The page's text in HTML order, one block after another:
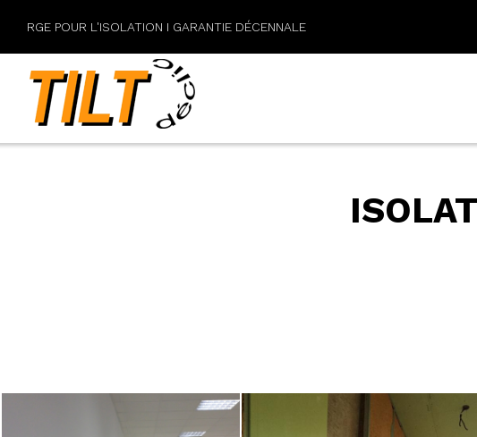
RGE POUR L'ISOLATION I GARANTIE DÉCENNALE